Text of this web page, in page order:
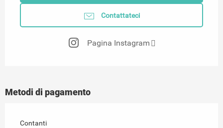
Contattateci
Pagina Instagram
Metodi di pagamento
Contanti